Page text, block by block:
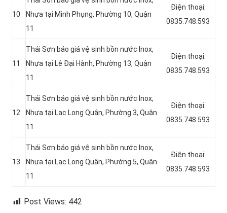
10
Nhựa tại Minh Phụng, Phường 10, Quận
11
Điện thoại:
0835.748.593
11
Thái Sơn báo giá vệ sinh bồn nước Inox,
Nhựa tại Lê Đại Hành, Phường 13, Quận
11
Điện thoại:
0835.748.593
12
Thái Sơn báo giá vệ sinh bồn nước Inox,
Nhựa tại Lạc Long Quân, Phường 3, Quận
11
Điện thoại:
0835.748.593
13
Thái Sơn báo giá vệ sinh bồn nước Inox,
Nhựa tại Lạc Long Quân, Phường 5, Quận
11
Điện thoại:
0835.748.593
Post Views: 442